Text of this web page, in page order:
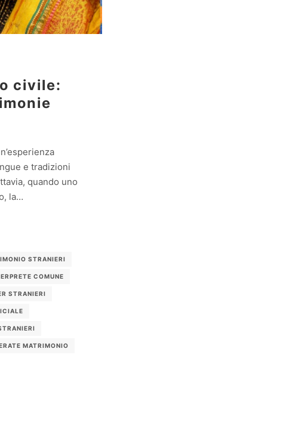
civile:
e tradizioni
quando uno
la…
STRANIERI
COMUNE
STRANIERI
MATRIMONIO